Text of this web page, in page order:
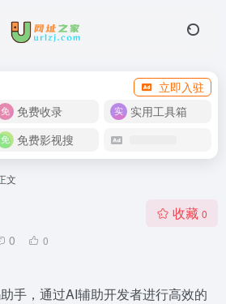
立即入驻
免费收录
实用工具箱
免费影视搜
文
0 0
收藏 0
手，通过AI辅助开发者进行高效的